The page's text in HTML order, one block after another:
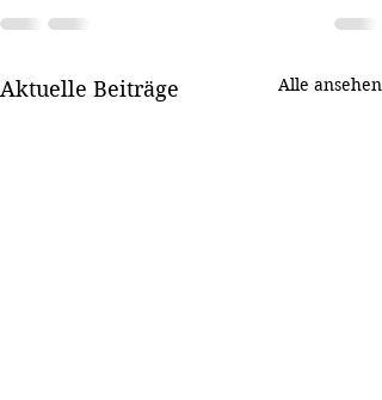
Aktuelle Beiträge Alle ansehen